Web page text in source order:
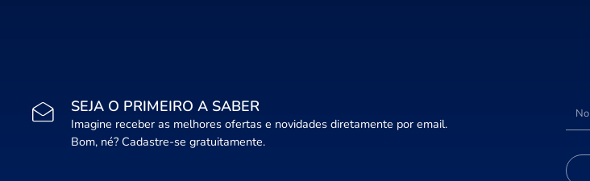
SEJA O PRIMEIRO A SABER
Imagine receber as melhores ofertas e novidades diretamente por email.
Bom, né? Cadastre-se gratuitamente.